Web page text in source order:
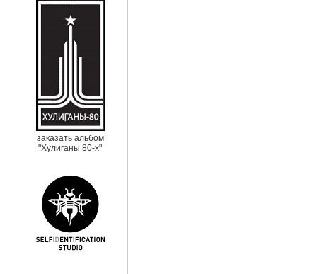
заказать альбом
"Хулиганы 80-х"